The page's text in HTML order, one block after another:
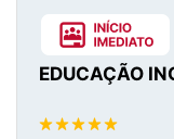
EDUCAÇÃO